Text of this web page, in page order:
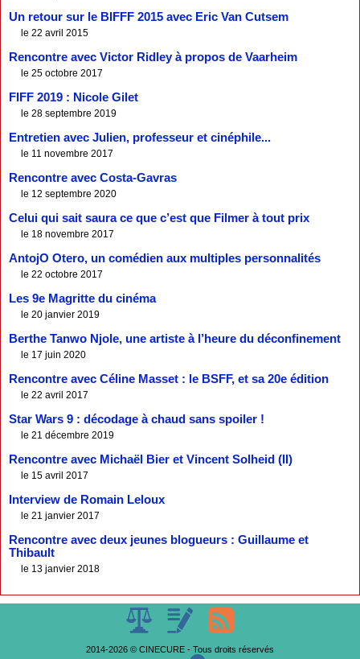
Un retour sur le BIFFF 2015 avec Eric Van Cutsem
le 22 avril 2015
Rencontre avec Victor Ridley à propos de Vaarheim
le 25 octobre 2017
FIFF 2019 : Nicole Gilet
le 28 septembre 2019
Entretien avec Julien, professeur et cinéphile...
le 11 novembre 2017
Rencontre avec Costa-Gavras
le 12 septembre 2020
Celui qui sait saura ce que c’est que Filmer à tout prix
le 18 novembre 2017
AntojO Otero, un comédien aux multiples personnalités
le 22 octobre 2017
Les 9e Magritte du cinéma
le 20 janvier 2019
Berthe Tanwo Njole, une artiste à l’heure du déconfinement
le 17 juin 2020
Rencontre avec Céline Masset : le BSFF, et sa 20e édition
le 22 avril 2017
Star Wars 9 : décodage à chaud sans spoiler !
le 21 décembre 2019
Rencontre avec Michaël Bier et Vincent Solheid (II)
le 15 avril 2017
Interview de Romain Leloux
le 21 janvier 2017
Rencontre avec deux jeunes blogueurs : Guillaume et
Thibault
le 13 janvier 2018
2014-2026 © CINECURE - Tous droits réservés